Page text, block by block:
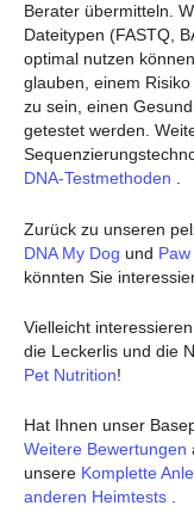
Berater übermitteln.
Dateitypen (FASTQ,
optimal nutzen
glauben, einem
zu sein, einen
getestet werden.
DNA-Testmethoden .
Zurück zu unseren
DNA My Dog und
könnten Sie
Vielleicht
die Leckerlis und die
Pet Nutrition!
Hat Ihnen unser
Weitere Bewertungen
unsere Komplette
anderen Heimtests .